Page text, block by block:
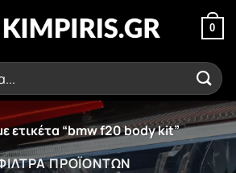
0
ετικέτα “bmw f20 body kit”
ΠΡΟΪΟΝΤΩΝ